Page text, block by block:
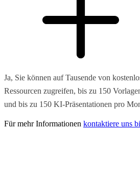
Ja, Sie können auf Tausende von
Ressourcen zugreifen, bis zu 150
und bis zu 150 KI-Präsentationen pro
Für mehr Informationen kontaktiere uns